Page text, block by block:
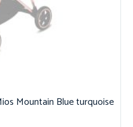
Mountain Blue turquoise